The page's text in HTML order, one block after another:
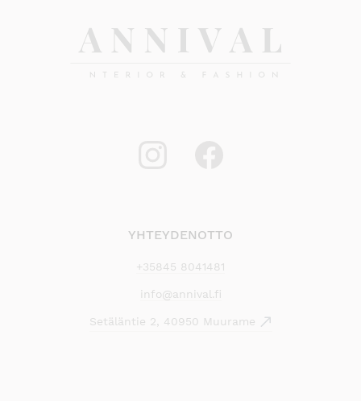
YHTEYDENOTTO
+35845 8041481
info@annival.fi
Setäläntie 2, 40950 Muurame